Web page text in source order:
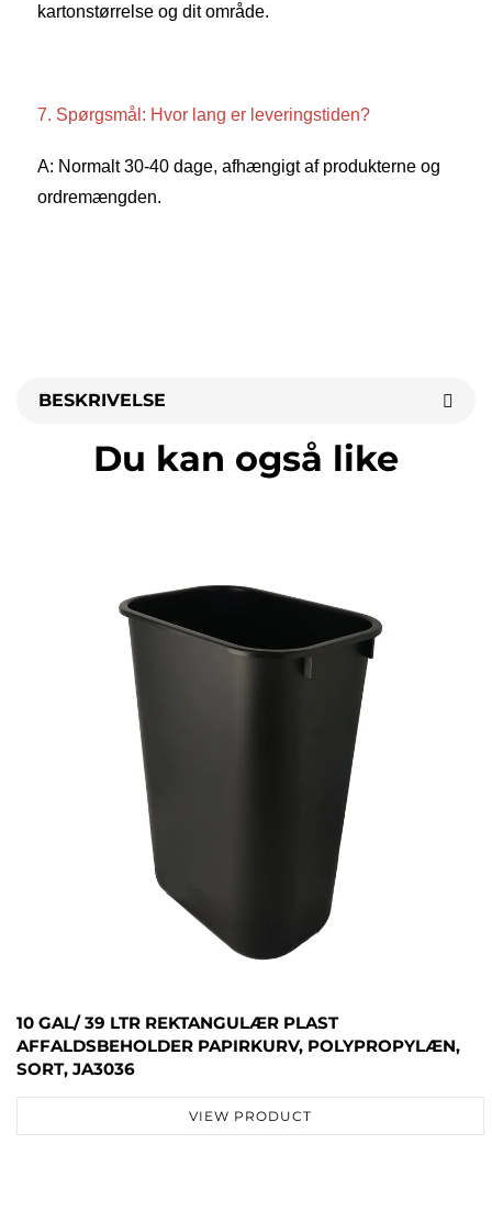
kartonstørrelse og dit område.
7. Spørgsmål: Hvor lang er leveringstiden?
A: Normalt 30-40 dage, afhængigt af produkterne og
ordremængden.
BESKRIVELSE
Du kan også like
10 GAL/ 39 LTR REKTANGULÆR PLAST
AFFALDSBEHOLDER PAPIRKURV, POLYPROPYLÆN,
SORT, JA3036
VIEW PRODUCT